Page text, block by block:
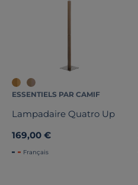
ESSENTIELS PAR CAMIF
Lampadaire Quatro Up
169,00 €
Français